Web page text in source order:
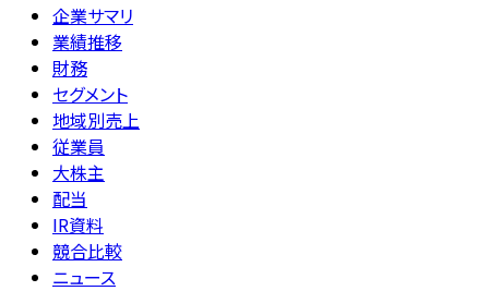
企業サマリ
業績推移
財務
セグメント
地域別売上
従業員
大株主
配当
IR資料
競合比較
ニュース